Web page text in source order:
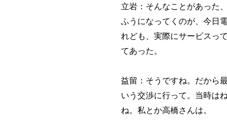
立岩：そんなことがあった
ふうになってくのが、今日
れども、実際にサービスっ
てあった。
益留：そうですね。だから
いう交渉に行って。当時は
ね。私とか高橋さんは。